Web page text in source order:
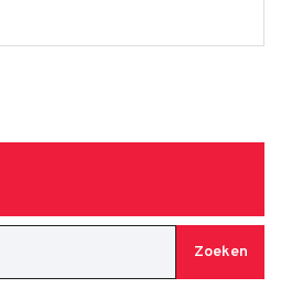
Zoeken